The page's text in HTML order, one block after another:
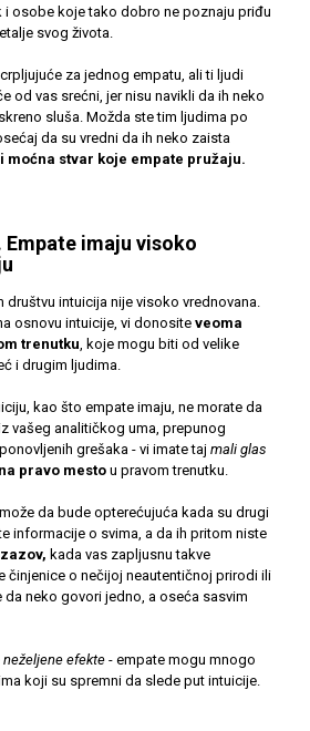
i osobe koje tako dobro ne poznaju priđu
svog života.
za jednog empatu, ali ti ljudi
od vas srećni, jer nisu navikli da ih neko
sluša. Možda ste tim ljudima po
da su vredni da ih neko zaista
moćna stvar koje empate pružaju.
Empate imaju visoko
društvu intuicija nije visoko vrednovana.
osnovu intuicije, vi donosite veoma
trenutku, koje mogu biti od velike
i drugim ljudima.
kao što empate imaju, ne morate da
vašeg analitičkog uma, prepunog
grešaka - vi imate taj mali glas
pravo mesto u pravom trenutku.
da bude opterećujuća kada su drugi
informacije o svima, a da ih pritom niste
kada vas zapljusnu takve
činjenice o nečijoj neautentičnoj prirodi ili
neko govori jedno, a oseća sasvim
neželjene efekte - empate mogu mnogo
koji su spremni da slede put intuicije.